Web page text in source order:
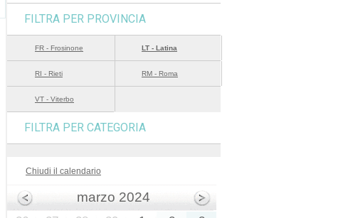
FILTRA PER PROVINCIA
FR - Frosinone LT - Latina
RI - Rieti RM - Roma
VT - Viterbo
FILTRA PER CATEGORIA
Chiudi il calendario
marzo 2024